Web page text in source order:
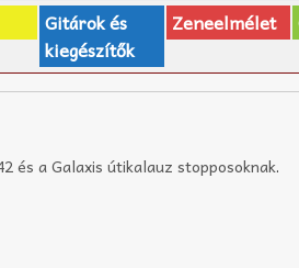
Gitárok és
kiegészítők
Zeneelmélet
és a Galaxis útikalauz stopposoknak.